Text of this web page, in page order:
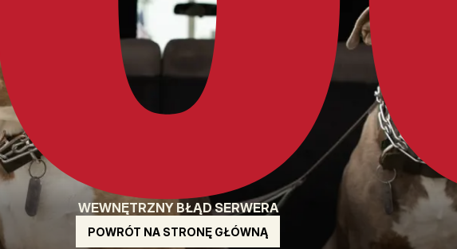
WEWNĘTRZNY BŁĄD SERWERA
POWRÓT NA STRONĘ GŁÓWNĄ